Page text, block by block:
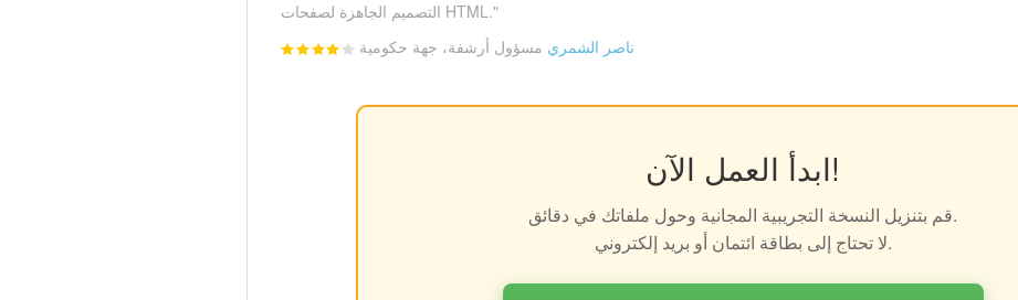
التصميم الجاهزة لصفحات HTML."
ناصر الشمري مسؤول أرشفة، جهة حكومية
ابدأ العمل الآن!
قم بتنزيل النسخة التجريبية المجانية وحول ملفاتك في دقائق.
لا تحتاج إلى بطاقة ائتمان أو بريد إلكتروني.